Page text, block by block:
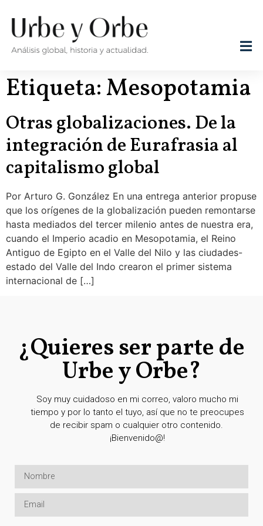
Etiqueta:Mesopotamia
Otras globalizaciones. De la
integración de Eurafrasia al
capitalismo global
Por Arturo G. González En una entrega anterior propuse
que los orígenes de la globalización pueden remontarse
hasta mediados del tercer milenio antes de nuestra era,
cuando el Imperio acadio en Mesopotamia, el Reino
Antiguo de Egipto en el Valle del Nilo y las ciudades-
estado del Valle del Indo crearon el primer sistema
internacional de […]
¿Quieres ser parte de
Urbe y Orbe?
Soy muy cuidadoso en mi correo, valoro mucho mi
tiempo y por lo tanto el tuyo, así que no te preocupes
de recibir spam o cualquier otro contenido.
¡Bienvenido@!